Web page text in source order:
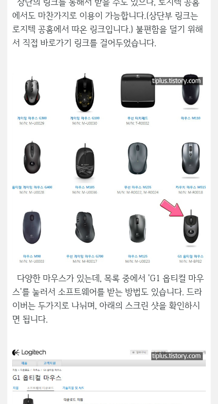
에서도 마찬가지로 이용이 가능합니다.(상단부 링크는
로지텍 공홈에서 따온 링크입니다.) 불편함을 덜기 위해
서 직접 바로가기 링크를 걸어두었습니다.
다양한 마우스가 있는데, 목록 중에서 'G1 옵티컬 마우
스'를 눌러서 소프트웨어를 받는 방법도 있습니다. 드라
이버는 두가지로 나뉘며, 아래의 스크린 샷을 확인하시
면 됩니다.